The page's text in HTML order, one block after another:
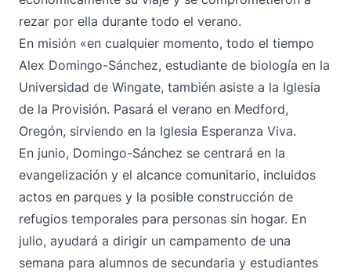
rezar por ella durante todo el verano.
En misión «en cualquier momento, todo el tiempo
Alex Domingo-Sánchez, estudiante de biología en la
Universidad de Wingate, también asiste a la Iglesia
de la Provisión. Pasará el verano en Medford,
Oregón, sirviendo en la Iglesia Esperanza Viva.
En junio, Domingo-Sánchez se centrará en la
evangelización y el alcance comunitario, incluidos
actos en parques y la posible construcción de
refugios temporales para personas sin hogar. En
julio, ayudará a dirigir un campamento de una
semana para alumnos de secundaria y estudiantes